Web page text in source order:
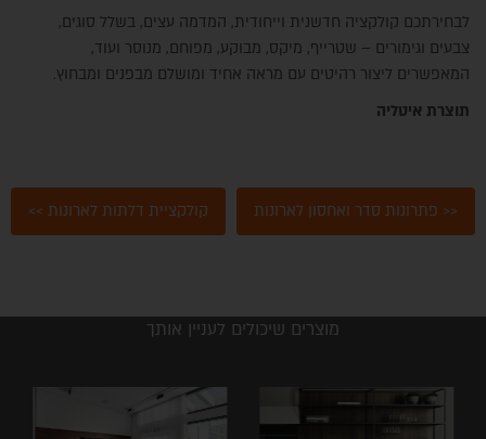
לבחירתכם קולקציה חדשנית וייחודית, המדמה עצים, בשלל סוגים,
צבעים וגימורים – שטרייף, מיקס, מבוקע, מפוחם, מנוסר ועוד,
המאפשרים ליצור רהיטים עם מראה אחיד ומושלם מבפנים ומבחוץ.
תוצרת איטליה
<< פתרונות סדר ואחסון לארונות קולקציית דלתות לארונות >>
מוצרים שיכולים לעניין אותך